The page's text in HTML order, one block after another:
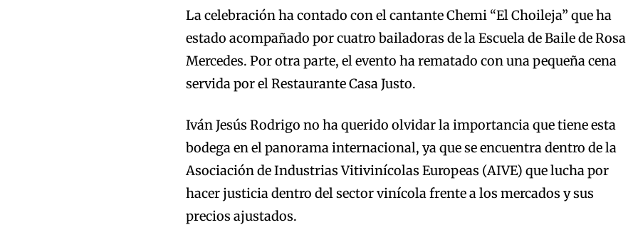
La celebración ha contado con el cantante Chemi “El Choileja” que ha
estado acompañado por cuatro bailadoras de la Escuela de Baile de Rosa
Mercedes. Por otra parte, el evento ha rematado con una pequeña cena
servida por el Restaurante Casa Justo.
Iván Jesús Rodrigo no ha querido olvidar la importancia que tiene esta
bodega en el panorama internacional, ya que se encuentra dentro de la
Asociación de Industrias Vitivinícolas Europeas (AIVE) que lucha por
hacer justicia dentro del sector vinícola frente a los mercados y sus
precios ajustados.